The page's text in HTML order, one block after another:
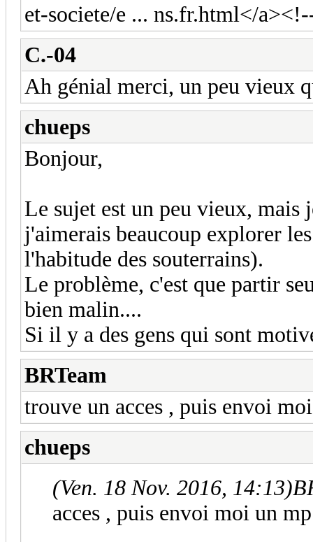
et-societe/e ... ns.fr.html</
C.-04
Ah génial merci, un peu vieux
chueps
Bonjour,
Le sujet est un peu vieux,
j'aimerais beaucoup explorer
l'habitude des souterrains).
Le problème, c'est que partir
bien malin....
Si il y a des gens qui sont
BRTeam
trouve un acces , puis envoi
chueps
(Ven. 18 Nov. 2016, 14:13)
acces , puis envoi moi un